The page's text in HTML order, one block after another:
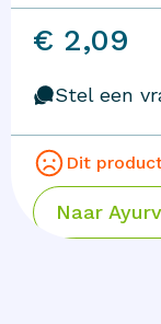
€ 2,09
Stel een
Dit
Naar